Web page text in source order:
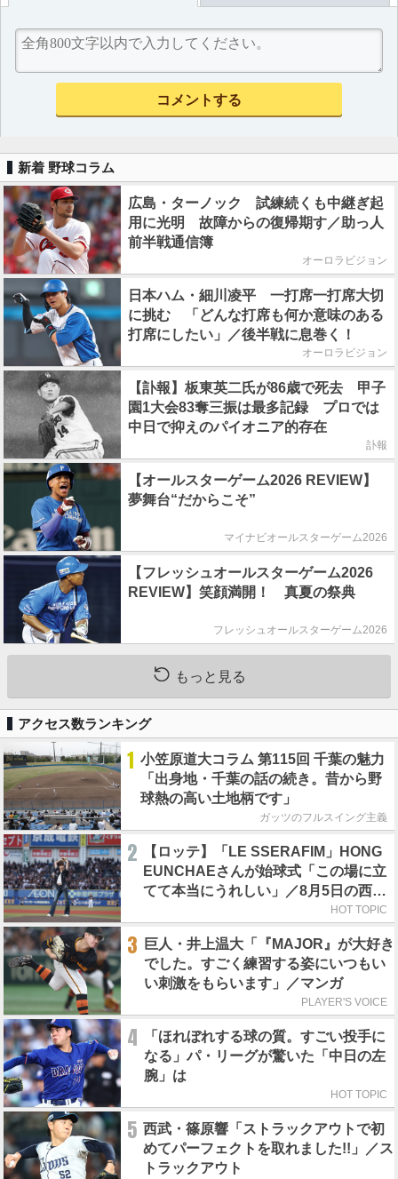
新着 野球コラム
広島・ターノック 試練続くも中継ぎ起
用に光明 故障からの復帰期す／助っ人
前半戦通信簿
オーロラビジョン
日本ハム・細川凌平 一打席一打席大切
に挑む 「どんな打席も何か意味のある
打席にしたい」／後半戦に息巻く！
オーロラビジョン
【訃報】板東英二氏が86歳で死去 甲子
園1大会83奪三振は最多記録 プロでは
中日で抑えのパイオニア的存在
訃報
【オールスターゲーム2026 REVIEW】
夢舞台“だからこそ”
マイナビオールスターゲーム2026
【フレッシュオールスターゲーム2026
REVIEW】笑顔満開！ 真夏の祭典
フレッシュオールスターゲーム2026
もっと見る
アクセス数ランキング
1 小笠原道大コラム 第115回 千葉の魅力
「出身地・千葉の話の続き。昔から野
球熱の高い土地柄です」
ガッツのフルスイング主義
2
【ロッテ】「LE SSERAFIM」HONG
EUNCHAEさんが始球式「この場に立
てて本当にうれしい」／8月5日の西武
HOT TOPIC
3
巨人・井上温大「『MAJOR』が大好き
でした。すごく練習する姿にいつもい
い刺激をもらいます」／マンガ
PLAYER'S VOICE
4
「ほれぼれする球の質。すごい投手に
なる」パ・リーグが驚いた「中日の左
腕」は
HOT TOPIC
5 西武・篠原響「ストラックアウトで初
めてパーフェクトを取れました!!」／ス
トラックアウト